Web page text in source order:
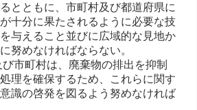
とともに、市町村及び都道府県に
十分に果たされるように必要な技
与えること並びに広域的な見地か
努めなければならない。
市町村は、廃棄物の排出を抑制
理を確保するため、これらに関す
識の啓発を図るよう努めなければ